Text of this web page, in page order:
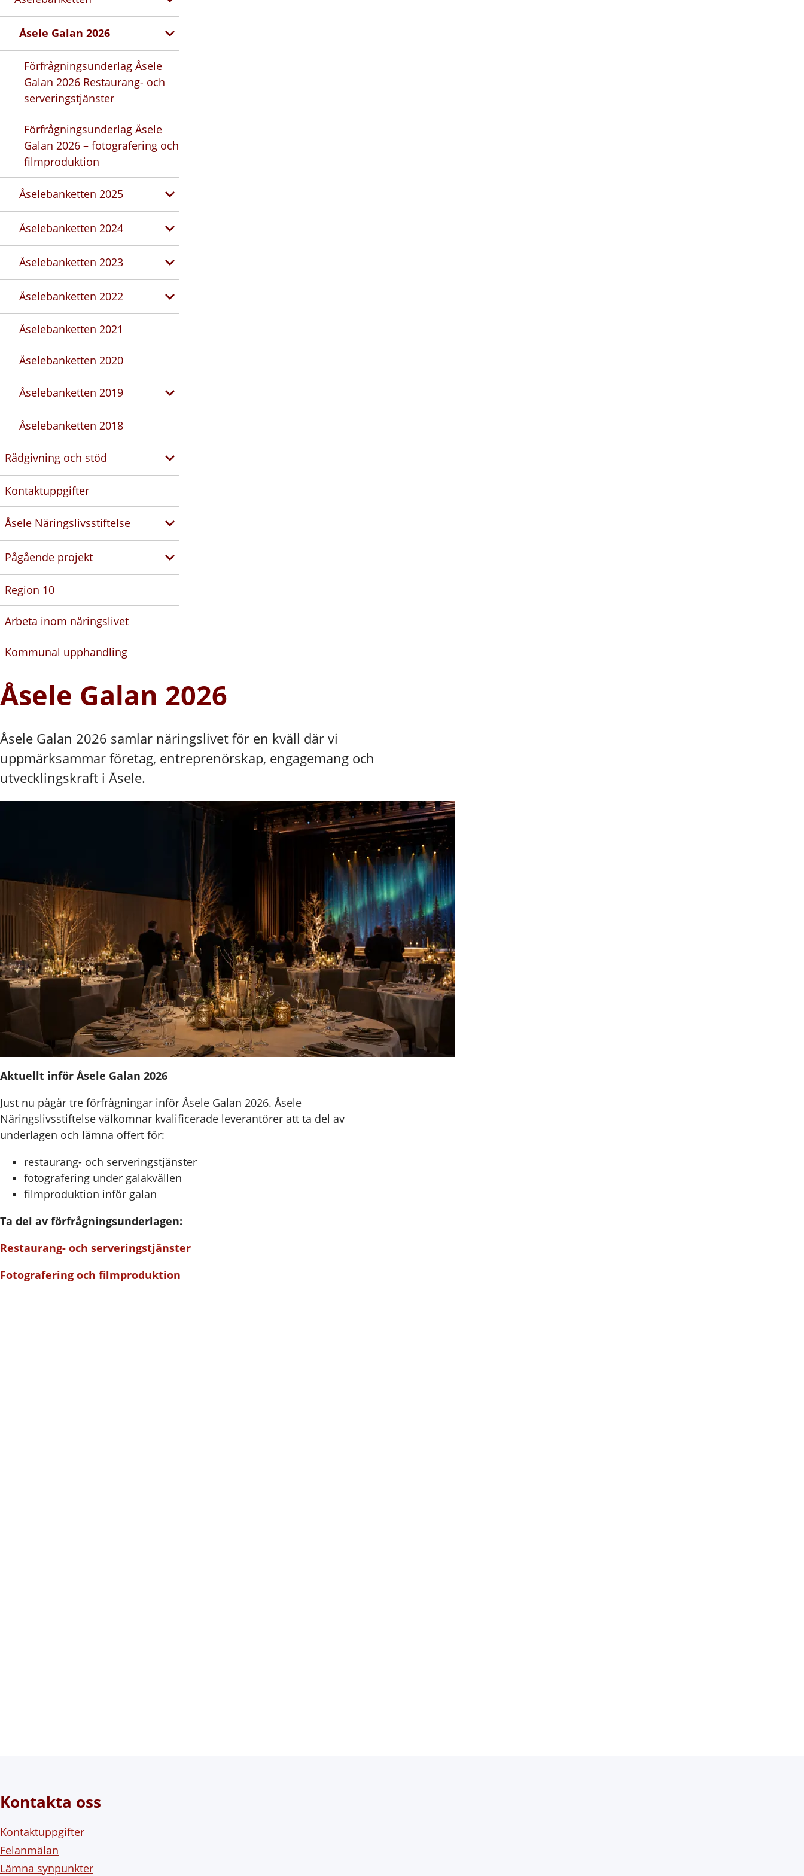
Åsele Galan 2026
Förfrågningsunderlag Åsele
Galan 2026 Restaurang- och
serveringstjänster
Förfrågningsunderlag Åsele
Galan 2026 – fotografering och
filmproduktion
Åselebanketten 2025
Åselebanketten 2024
Åselebanketten 2023
Åselebanketten 2022
Åselebanketten 2021
Åselebanketten 2020
Åselebanketten 2019
Åselebanketten 2018
Rådgivning och stöd
Kontaktuppgifter
Åsele Näringslivsstiftelse
Pågående projekt
Region 10
Arbeta inom näringslivet
Kommunal upphandling
Åsele Galan 2026
Åsele Galan 2026 samlar näringslivet för en kväll där vi
uppmärksammar företag, entreprenörskap, engagemang och
utvecklingskraft i Åsele.
Aktuellt inför Åsele Galan 2026
Just nu pågår tre förfrågningar inför Åsele Galan 2026. Åsele
Näringslivsstiftelse välkomnar kvalificerade leverantörer att ta del av
underlagen och lämna offert för:
restaurang- och serveringstjänster
fotografering under galakvällen
filmproduktion inför galan
Ta del av förfrågningsunderlagen:
Restaurang- och serveringstjänster
Fotografering och filmproduktion
Kontakta oss
Kontaktuppgifter
Felanmälan
Lämna synpunkter